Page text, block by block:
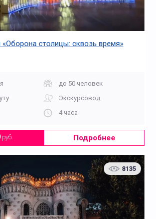
«Оборона столицы: сквозь время»
до 50 человек
Экскурсовод
4 часа
руб. Подробнее
8135